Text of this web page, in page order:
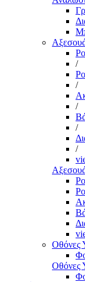
/
/
/
/
/
Οθόνες
Οθόνες